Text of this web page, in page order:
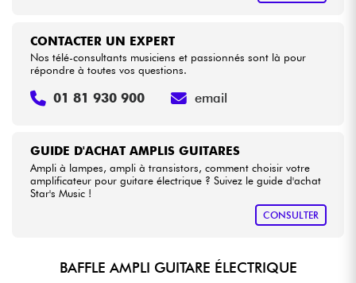
GUIDE D'ACHAT AMPLIS GUITARES
Ampli à lampes, ampli à transistors, comment choisir votre
amplificateur pour guitare électrique ? Suivez le guide d'achat
Star's Music !
CONSULTER
CONTACTER UN EXPERT
Nos télé-consultants musiciens et passionnés sont là pour
répondre à toutes vos questions.
01 81 930 900 email
BAFFLE AMPLI GUITARE ÉLECTRIQUE